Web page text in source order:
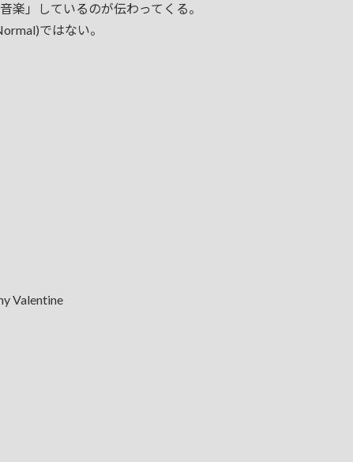
楽」しているのが伝わってくる。
ではない。
Valentine